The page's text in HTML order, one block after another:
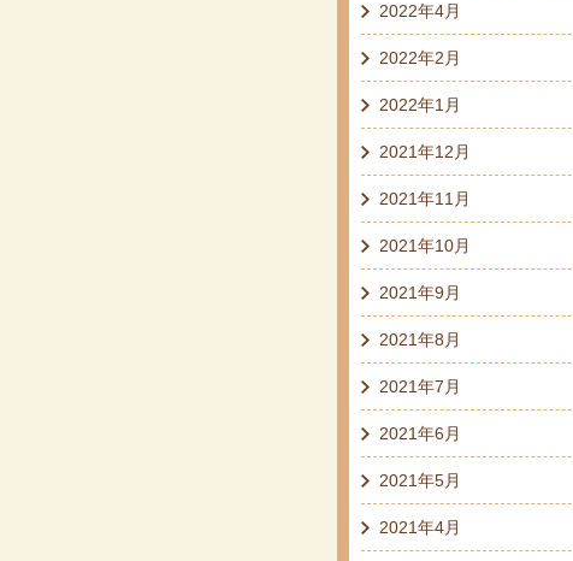
2022年4月
2022年2月
2022年1月
2021年12月
2021年11月
2021年10月
2021年9月
2021年8月
2021年7月
2021年6月
2021年5月
2021年4月